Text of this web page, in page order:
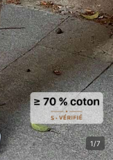
1/7